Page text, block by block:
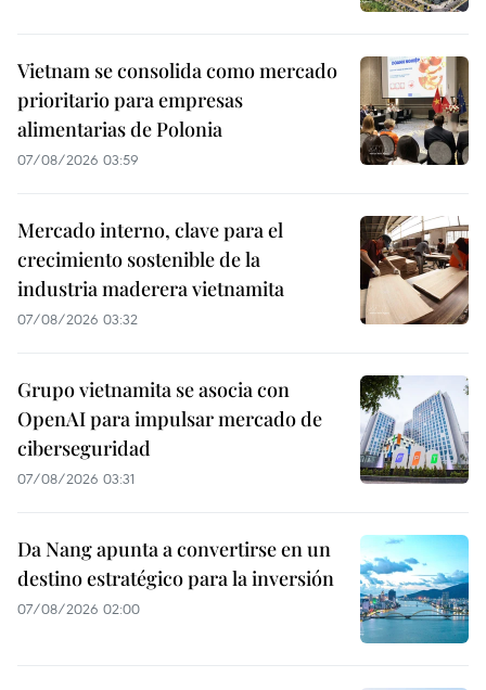
Vietnam se consolida como mercado
prioritario para empresas
alimentarias de Polonia
07/08/2026 03:59
Mercado interno, clave para el
crecimiento sostenible de la
industria maderera vietnamita
07/08/2026 03:32
Grupo vietnamita se asocia con
OpenAI para impulsar mercado de
ciberseguridad
07/08/2026 03:31
Da Nang apunta a convertirse en un
destino estratégico para la inversión
07/08/2026 02:00